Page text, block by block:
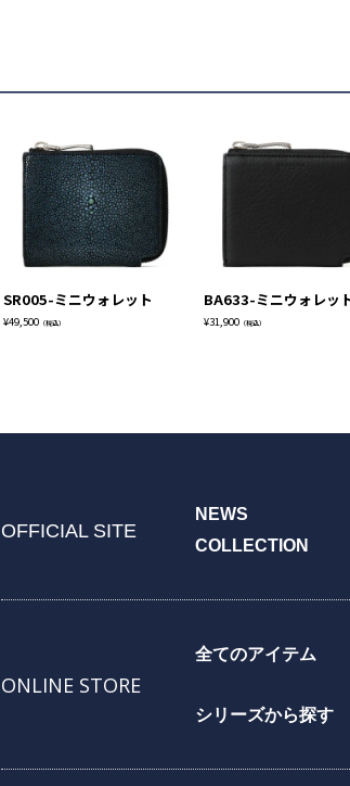
SR005-ミニウォレット
¥49,500（税込）
BA633-ミニウォレッ
¥31,900（税込）
OFFICIAL SITE
NEWS
COLLECTION
ONLINE STORE
全てのアイテム
シリーズから探す